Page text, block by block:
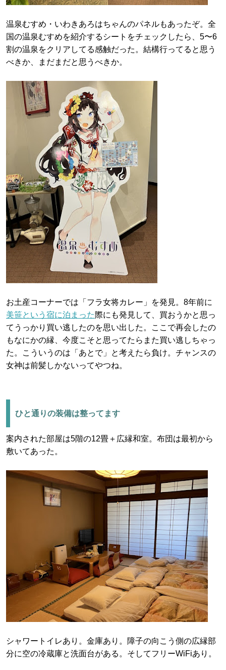
温泉むすめ・いわきあろはちゃんのパネルもあったぞ。全
国の温泉むすめを紹介するシートをチェックしたら、5〜6
割の温泉をクリアしてる感触だった。結構行ってると思う
べきか、まだまだと思うべきか。
お土産コーナーでは「フラ女将カレー」を発見。8年前に
美笹という宿に泊まった際にも発見して、買おうかと思っ
てうっかり買い逃したのを思い出した。ここで再会したの
もなにかの縁、今度こそと思ってたらまた買い逃しちゃっ
た。こういうのは「あとで」と考えたら負け。チャンスの
女神は前髪しかないってやつね。
ひと通りの装備は整ってます
案内された部屋は5階の12畳＋広縁和室。布団は最初から
敷いてあった。
シャワートイレあり。金庫あり。障子の向こう側の広縁部
分に空の冷蔵庫と洗面台がある。そしてフリーWiFiあり。